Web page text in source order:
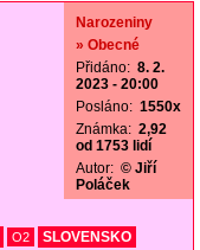
Narozeniny
» Obecné
Přidáno: 8. 2.
2023 - 20:00
Posláno: 1550x
Známka: 2,92
od 1753 lidí
Autor: © Jiří
Poláček
O2
SLOVENSKO